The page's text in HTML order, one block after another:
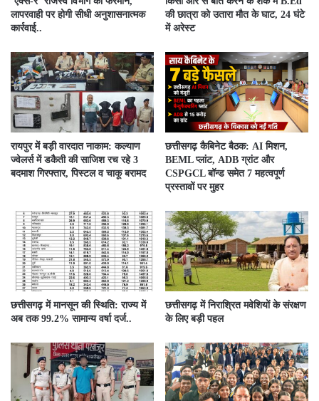
लापरवाही पर होगी सीधी अनुशासनात्मक
कार्रवाई..
की छात्रा को उतारा मौत के घाट, 24 घंटे
में अरेस्ट
रायपुर में बड़ी वारदात नाकाम: कल्याण
ज्वेलर्स में डकैती की साजिश रच रहे 3
बदमाश गिरफ्तार, पिस्टल व चाकू बरामद
छत्तीसगढ़ कैबिनेट बैठक: AI मिशन,
BEML प्लांट, ADB ग्रांट और
CSPGCL बॉन्ड समेत 7 महत्वपूर्ण
प्रस्तावों पर मुहर
छत्तीसगढ़ में मानसून की स्थिति: राज्य में
अब तक 99.2% सामान्य वर्षा दर्ज..
छत्तीसगढ़ में निराश्रित मवेशियों के संरक्षण
के लिए बड़ी पहल